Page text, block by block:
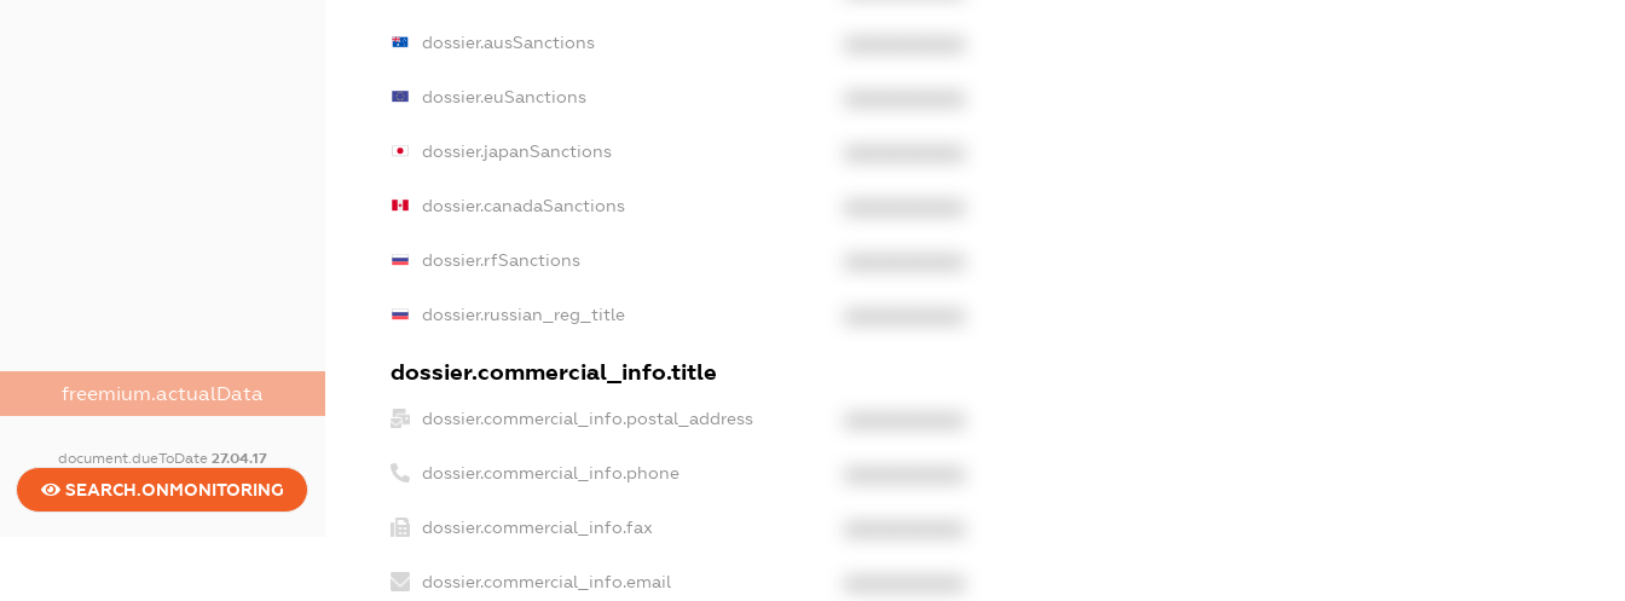
freemium.actualData
document.dueToDate 27.04.17
SEARCH.ONMONITORING
dossier.ausSanctions
dossier.euSanctions
dossier.japanSanctions
dossier.canadaSanctions
dossier.rfSanctions
dossier.russian_reg_title
dossier.commercial_info.title
dossier.commercial_info.postal_address
dossier.commercial_info.phone
dossier.commercial_info.fax
dossier.commercial_info.email